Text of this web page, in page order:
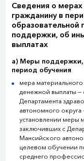
Сведения о
гражданину в
образовательной
поддержки, об
выплатах
а) Меры поддержки,
период обучения
мера
денежной выплаты —
Департамента
автономного
установлении меры
заключивших с
Мансийского
целевом обучении
среднего